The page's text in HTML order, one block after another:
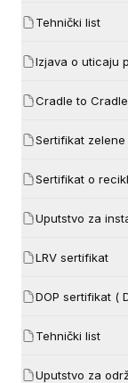
Tehnički list
Izjava o uticaju
Cradle to
Sertifikat zelene
Sertifikat o
Uputstvo za
LRV sertifikat
DOP sertifikat (
Tehnički list
Uputstvo za